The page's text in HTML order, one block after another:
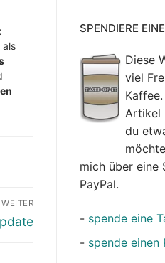
WEITER
SPENDIERE
Diese
viel
Artikel
du
mich über eine
PayPal.
- spende eine
- spende